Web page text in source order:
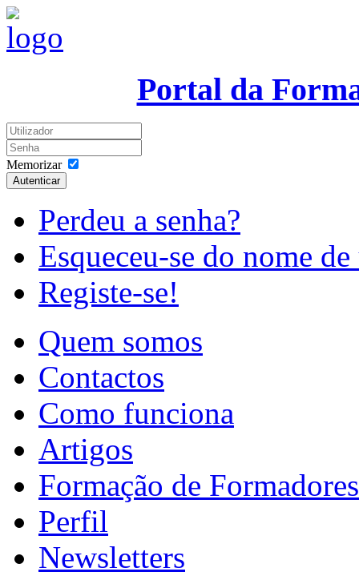
Portal da
Memorizar
Autenticar
Perdeu a senha?
Esqueceu-se do nome
Registe-se!
Quem somos
Contactos
Como funciona
Artigos
Formação de Formadores
Perfil
Newsletters